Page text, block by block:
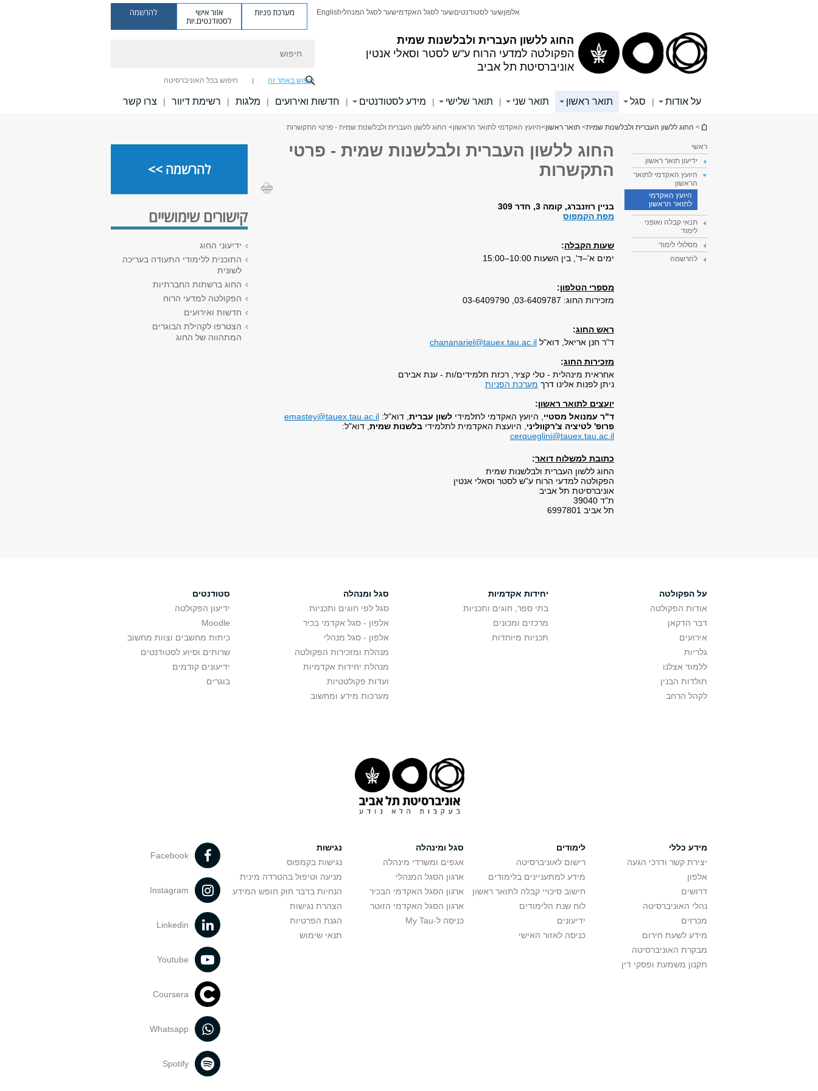
החוג ללשון העברית ולבלשנות שמית
הפקולטה למדעי הרוח ע"ש לסטר וסאלי אנטין
אוניברסיטת תל אביב
אלפוןשער לסטודנטיםשער לסגל האקדמישער לסגל המנהליEnglish מערכת פניות אזור אישי
לסטודנטים.יות
להרשמה
חיפוש באתר זה חיפוש בכל האוניברסיטה
על אודות | סגל תואר ראשון תואר שני | תואר שלישי | מידע לסטודנטים | חדשות ואירועים | מלגות | רשימת דיוור | צרו קשר
הינך נמצא כאן
> החוג ללשון העברית ולבלשנות שמית> תואר ראשון>היועץ האקדמי לתואר הראשון> החוג ללשון העברית ולבלשנות שמית - פרטי התקשרות
ראשי
ידיעון תואר ראשון
היועץ האקדמי לתואר
הראשון
היועץ האקדמי
לתואר הראשון
תנאי קבלה ואופני
לימוד
מסלולי לימוד
להרשמה
החוג ללשון העברית ולבלשנות שמית - פרטי
התקשרות
בניין רוזנברג, קומה 3, חדר 309
מפת הקמפוס
שעות הקבלה:
ימים א'–ד', בין השעות 10:00–15:00
מספרי הטלפון:
מזכירות החוג: 03-6409787, 03-6409790
ראש החוג:
ד"ר חנן אריאל, דוא"ל chananariel@tauex.tau.ac.il
מזכירות החוג:
אחראית מינהלית - טלי קציר, רכזת תלמידים/ות - ענת אבירם
ניתן לפנות אלינו דרך מערכת הפניות
יועצים לתואר ראשון:
ד"ר עמנואל מסטיי , היועץ האקדמי לתלמידי לשון עברית , דוא"ל: emastey@tauex.tau.ac.il
פרופ' לטיציה צ'רקווליני , היועצת האקדמית לתלמידי בלשנות שמית , דוא"ל:
cerqueglini@tauex.tau.ac.il
כתובת למשלוח דואר:
החוג ללשון העברית ולבלשנות שמית
הפקולטה למדעי הרוח ע"ש לסטר וסאלי אנטין
אוניברסיטת תל אביב
ת"ד 39040
תל אביב 6997801
להרשמה >>
קישורים שימושיים
ידיעוני החוג
התוכנית ללימודי התעודה בעריכה
לשונית
החוג ברשתות החברתיות
הפקולטה למדעי הרוח
חדשות ואירועים
הצטרפו לקהילת הבוגרים
המתהווה של החוג
על הפקולטה
אודות הפקולטה
דבר הדקאן
אירועים
גלריות
ללמוד אצלנו
תולדות הבנין
לקהל הרחב
יחידות אקדמיות
בתי ספר, חוגים ותכניות
מרכזים ומכונים
תכניות מיוחדות
סגל ומנהלה
סגל לפי חוגים ותכניות
אלפון - סגל אקדמי בכיר
אלפון - סגל מנהלי
מנהלת ומזכירות הפקולטה
מנהלת יחידות אקדמיות
ועדות פקולטטיות
מערכות מידע ומחשוב
סטודנטים
ידיעון הפקולטה
Moodle
כיתות מחשבים וצוות מחשוב
שרותים וסיוע לסטודנטים
ידיעונים קודמים
בוגרים
מידע כללי
יצירת קשר ודרכי הגעה
אלפון
דרושים
נהלי האוניברסיטה
מכרזים
מידע לשעת חירום
מבקרת האוניברסיטה
תקנון משמעת ופסקי דין
לימודים
רישום לאוניברסיטה
מידע למתעניינים בלימודים
חישוב סיכויי קבלה לתואר ראשון
לוח שנת הלימודים
ידיעונים
כניסה לאזור האישי
סגל ומינהלה
אגפים ומשרדי מינהלה
ארגון הסגל המנהלי
ארגון הסגל האקדמי הבכיר
ארגון הסגל האקדמי הזוטר
כניסה ל-My Tau
נגישות
נגישות בקמפוס
מניעה וטיפול בהטרדה מינית
הנחיות בדבר חוק חופש המידע
הצהרת נגישות
הגנת הפרטיות
תנאי שימוש
Facebook
Instagram
Linkedin
Youtube
Coursera
Whatsapp
Spotify